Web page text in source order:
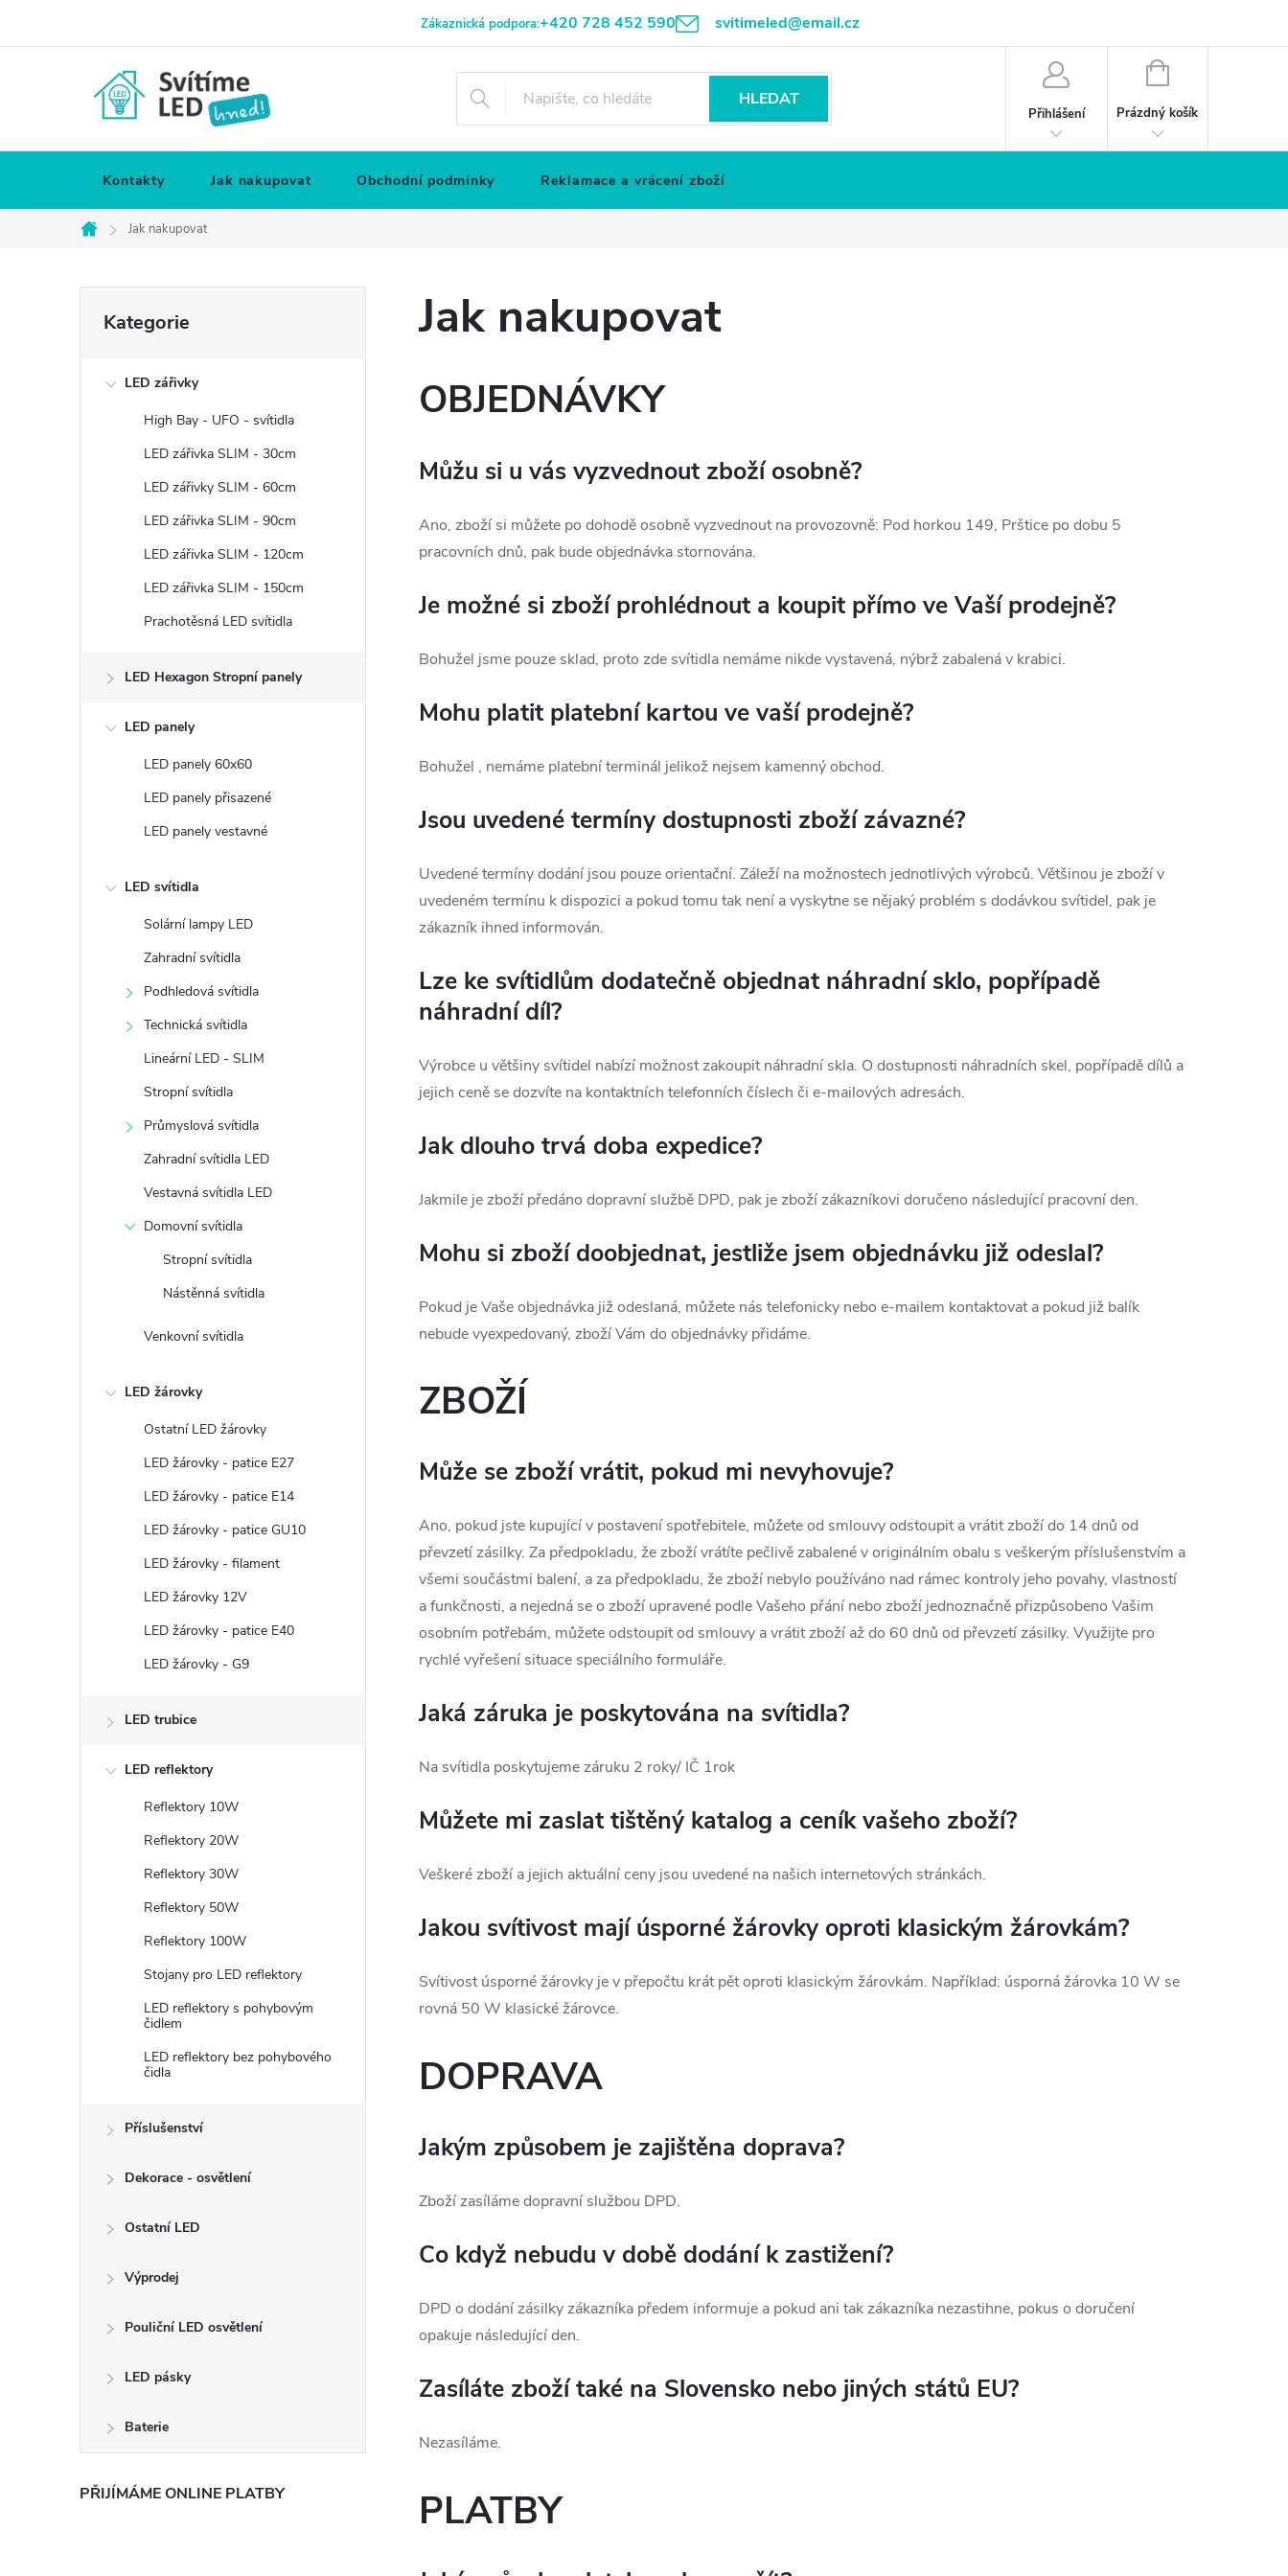
Zákaznická podpora:+420 728 452 590 svitimeled@email.cz
HLEDAT
Přihlášení
NÁKUPNÍ
Prázdný košík
Kontakty Jak nakupovat Obchodní podmínky Reklamace a vrácení zboží
Domů
Jak nakupovat
kategorie
Kategorie
LED zářivky
High Bay - UFO - svítidla
LED zářivka SLIM - 30cm
LED zářivky SLIM - 60cm
LED zářivka SLIM - 90cm
LED zářivka SLIM - 120cm
LED zářivka SLIM - 150cm
Prachotěsná LED svítidla
LED Hexagon Stropní panely
LED panely
LED panely 60x60
LED panely přisazené
LED panely vestavné
LED svítidla
Solární lampy LED
Zahradní svítidla
Podhledová svítidla
Technická svítidla
Lineární LED - SLIM
Stropní svítidla
Průmyslová svítidla
Zahradní svítidla LED
Vestavná svítidla LED
Domovní svítidla
Stropní svítidla
Nástěnná svítidla
Venkovní svítidla
LED žárovky
Ostatní LED žárovky
LED žárovky - patice E27
LED žárovky - patice E14
LED žárovky - patice GU10
LED žárovky - filament
LED žárovky 12V
LED žárovky - patice E40
LED žárovky - G9
LED trubice
LED reflektory
Reflektory 10W
Reflektory 20W
Reflektory 30W
Reflektory 50W
Reflektory 100W
Stojany pro LED reflektory
LED reflektory s pohybovým
čidlem
LED reflektory bez pohybového
čidla
Příslušenství
Dekorace - osvětlení
Ostatní LED
Výprodej
Pouliční LED osvětlení
LED pásky
Baterie
PŘIJÍMÁME ONLINE PLATBY
Jak nakupovat
OBJEDNÁVKY
Můžu si u vás vyzvednout zboží osobně?
Ano, zboží si můžete po dohodě osobně vyzvednout na provozovně: Pod horkou 149, Prštice po dobu 5
pracovních dnů, pak bude objednávka stornována.
Je možné si zboží prohlédnout a koupit přímo ve Vaší prodejně?
Bohužel jsme pouze sklad, proto zde svítidla nemáme nikde vystavená, nýbrž zabalená v krabici.
Mohu platit platební kartou ve vaší prodejně?
Bohužel , nemáme platební terminál jelikož nejsem kamenný obchod.
Jsou uvedené termíny dostupnosti zboží závazné?
Uvedené termíny dodání jsou pouze orientační. Záleží na možnostech jednotlivých výrobců. Většinou je zboží v
uvedeném termínu k dispozici a pokud tomu tak není a vyskytne se nějaký problém s dodávkou svítidel, pak je
zákazník ihned informován.
Lze ke svítidlům dodatečně objednat náhradní sklo, popřípadě
náhradní díl?
Výrobce u většiny svítidel nabízí možnost zakoupit náhradní skla. O dostupnosti náhradních skel, popřípadě dílů a
jejich ceně se dozvíte na kontaktních telefonních číslech či e-mailových adresách.
Jak dlouho trvá doba expedice?
Jakmile je zboží předáno dopravní službě DPD, pak je zboží zákazníkovi doručeno následující pracovní den.
Mohu si zboží doobjednat, jestliže jsem objednávku již odeslal?
Pokud je Vaše objednávka již odeslaná, můžete nás telefonicky nebo e-mailem kontaktovat a pokud již balík
nebude vyexpedovaný, zboží Vám do objednávky přidáme.
ZBOŽÍ
Může se zboží vrátit, pokud mi nevyhovuje?
Ano, pokud jste kupující v postavení spotřebitele, můžete od smlouvy odstoupit a vrátit zboží do 14 dnů od
převzetí zásilky. Za předpokladu, že zboží vrátíte pečlivě zabalené v originálním obalu s veškerým příslušenstvím a
všemi součástmi balení, a za předpokladu, že zboží nebylo používáno nad rámec kontroly jeho povahy, vlastností
a funkčnosti, a nejedná se o zboží upravené podle Vašeho přání nebo zboží jednoznačně přizpůsobeno Vašim
osobním potřebám, můžete odstoupit od smlouvy a vrátit zboží až do 60 dnů od převzetí zásilky. Využijte pro
rychlé vyřešení situace speciálního formuláře.
Jaká záruka je poskytována na svítidla?
Na svítidla poskytujeme záruku 2 roky/ IČ 1rok
Můžete mi zaslat tištěný katalog a ceník vašeho zboží?
Veškeré zboží a jejich aktuální ceny jsou uvedené na našich internetových stránkách.
Jakou svítivost mají úsporné žárovky oproti klasickým žárovkám?
Svítivost úsporné žárovky je v přepočtu krát pět oproti klasickým žárovkám. Například: úsporná žárovka 10 W se
rovná 50 W klasické žárovce.
DOPRAVA
Jakým způsobem je zajištěna doprava?
Zboží zasíláme dopravní službou DPD.
Co když nebudu v době dodání k zastižení?
DPD o dodání zásilky zákazníka předem informuje a pokud ani tak zákazníka nezastihne, pokus o doručení
opakuje následující den.
Zasíláte zboží také na Slovensko nebo jiných států EU?
Nezasíláme.
PLATBY